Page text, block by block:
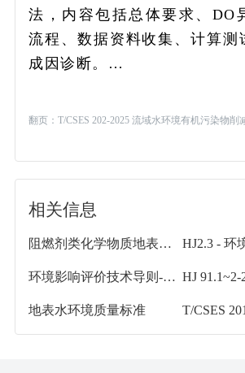
法，内容包括总体要求、DO
流程、数据资料收集、计算测
成因诊断。…
翻页：T/CSES 202-2025 流域水环境有机污染物削
相关信息
阻燃剂类化学物质地表水环境风险评估
环境影响评价技术导则-地表水环境-
地表水环境质量标准